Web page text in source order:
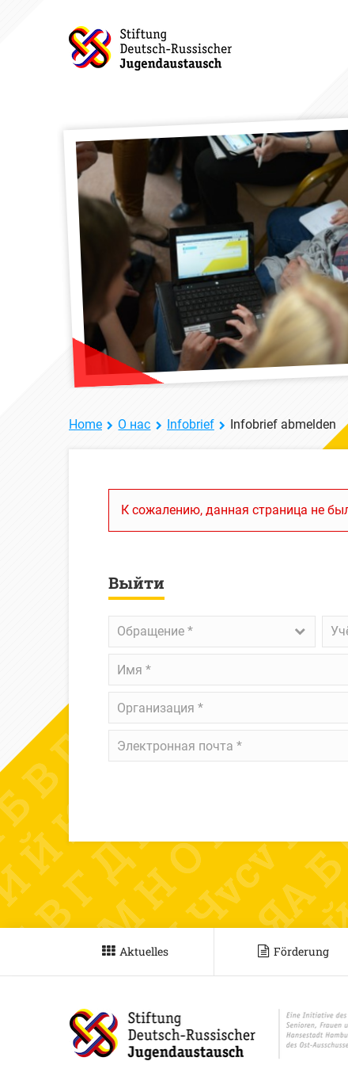
Home О нас Infobrief Infobrief abmelden
К сожалению, данная страница не
Выйти
Обращение
Обращение *
Имя
Организация
Электронная
почта*
Aktuelles Förderung